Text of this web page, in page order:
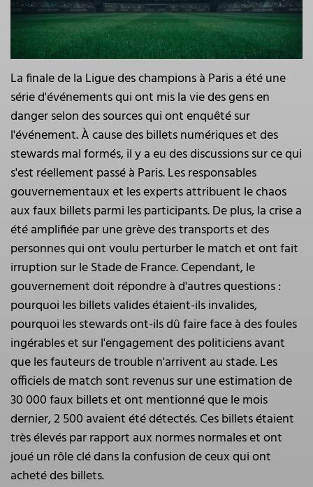
La finale de la Ligue des champions à Paris a été une
série d'événements qui ont mis la vie des gens en
danger selon des sources qui ont enquêté sur
l'événement. À cause des billets numériques et des
stewards mal formés, il y a eu des discussions sur ce qui
s'est réellement passé à Paris. Les responsables
gouvernementaux et les experts attribuent le chaos
aux faux billets parmi les participants. De plus, la crise a
été amplifiée par une grève des transports et des
personnes qui ont voulu perturber le match et ont fait
irruption sur le Stade de France. Cependant, le
gouvernement doit répondre à d'autres questions :
pourquoi les billets valides étaient-ils invalides,
pourquoi les stewards ont-ils dû faire face à des foules
ingérables et sur l'engagement des politiciens avant
que les fauteurs de trouble n'arrivent au stade. Les
officiels de match sont revenus sur une estimation de
30 000 faux billets et ont mentionné que le mois
dernier, 2 500 avaient été détectés. Ces billets étaient
très élevés par rapport aux normes normales et ont
joué un rôle clé dans la confusion de ceux qui ont
acheté des billets.